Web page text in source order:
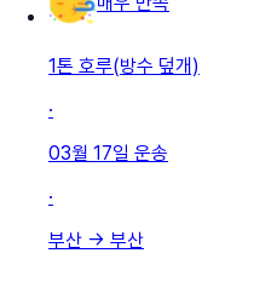
1톤 호루(방수 덮개)
·
03월 17일 운송
·
부산 → 부산